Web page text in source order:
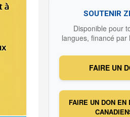
SOUTENIR
Disponible pour
langues, financé par
FAIRE UN
FAIRE UN DON EN